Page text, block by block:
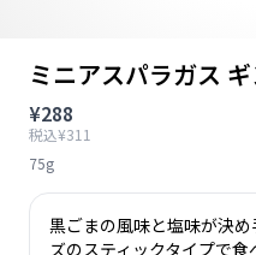
ミニアスパラガス
¥288
税込¥311
75g
黒ごまの風味と塩味が決
ズのスティックタイプで